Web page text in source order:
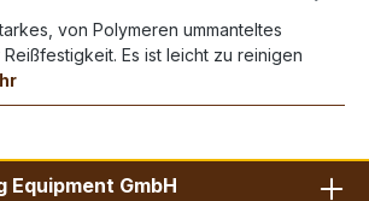
von Polymeren ummanteltes
Es ist leicht zu reinigen
GmbH